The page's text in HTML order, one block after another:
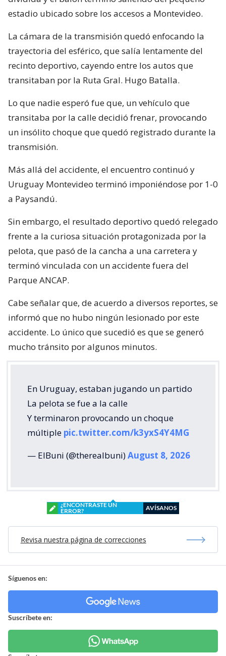
estadio ubicado sobre los accesos a Montevideo.
La cámara de la transmisión quedó enfocando la
trayectoria del esférico, que salía lentamente del
recinto deportivo, cayendo entre los autos que
transitaban por la Ruta Gral. Hugo Batalla.
Lo que nadie esperó fue que, un vehículo que
transitaba por la calle decidió frenar, provocando
un insólito choque que quedó registrado durante la
transmisión.
Más allá del accidente, el encuentro continuó y
Uruguay Montevideo terminó imponiéndose por 1-0
a Paysandú.
Sin embargo, el resultado deportivo quedó relegado
frente a la curiosa situación protagonizada por la
pelota, que pasó de la cancha a una carretera y
terminó vinculada con un accidente fuera del
Parque ANCAP.
Cabe señalar que, de acuerdo a diversos reportes, se
informó que no hubo ningún lesionado por este
accidente. Lo único que sucedió es que se generó
mucho tránsito por algunos minutos.
En Uruguay, estaban jugando un partido
La pelota se fue a la calle
Y terminaron provocando un choque
múltiple pic.twitter.com/k3yxS4Y4MG
— ElBuni (@therealbuni)August 8, 2026
¿ENCONTRASTE UN
ERROR?
AVÍSANOS
Revisa nuestra página de correcciones
Síguenos en:
Suscríbete en: